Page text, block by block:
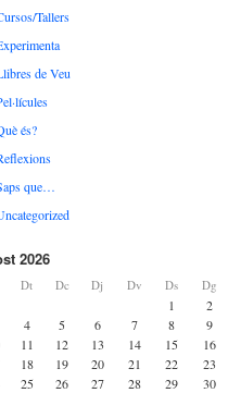
Tallers
de Veu
és?
que…
2026
Dt Dc Dj Dv Ds Dg
1
2
4 5 6 7 8
9
11 12 13 14 15
16
18 19 20 21 22
23
25 26 27 28 29
30